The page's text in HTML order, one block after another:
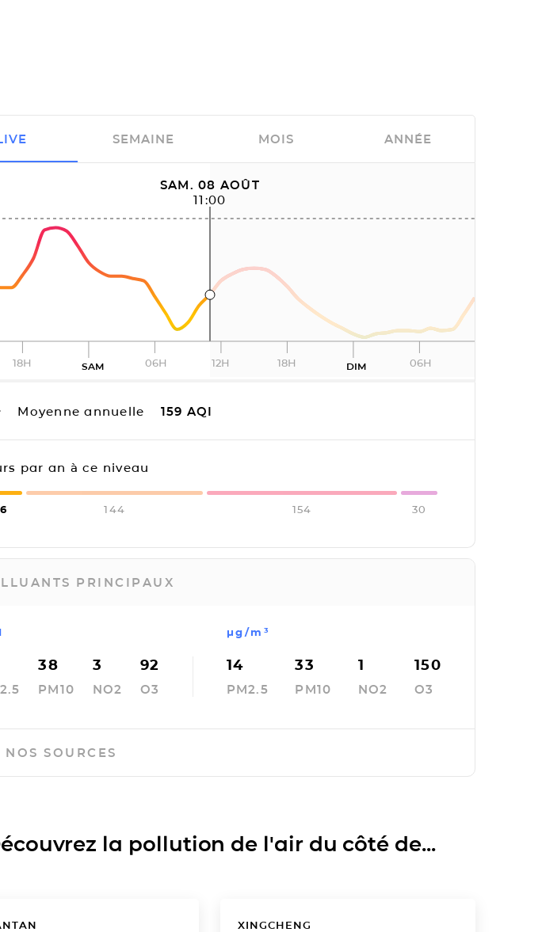
SAM. 08 AOÛT
11:00
18H SAM 06H 12H 18H DIM 06H
Moyenne annuelle 159 AQI
par an à ce niveau
144 154 30
PRINCIPAUX
38
PM10
3
NO2
92
O3
µg/m³
14
PM2.5
33
PM10
1
NO2
150
O3
NOS SOURCES
SEMAINE MOIS ANNÉE
la pollution de l'air du côté de...
XINGCHENG